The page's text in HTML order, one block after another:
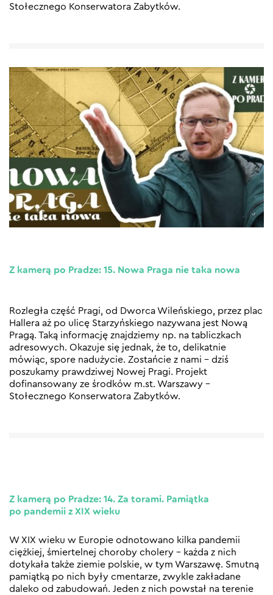
Stołecznego Konserwatora Zabytków.
Z kamerą po Pradze: 15. Nowa Praga nie taka nowa
Rozległa część Pragi, od Dworca Wileńskiego, przez plac
Hallera aż po ulicę Starzyńskiego nazywana jest Nową
Pragą. Taką informację znajdziemy np. na tabliczkach
adresowych. Okazuje się jednak, że to, delikatnie
mówiąc, spore nadużycie. Zostańcie z nami – dziś
poszukamy prawdziwej Nowej Pragi. Projekt
dofinansowany ze środków m.st. Warszawy –
Stołecznego Konserwatora Zabytków.
Z kamerą po Pradze: 14. Za torami. Pamiątka
po pandemii z XIX wieku
W XIX wieku w Europie odnotowano kilka pandemii
ciężkiej, śmiertelnej choroby cholery – każda z nich
dotykała także ziemie polskie, w tym Warszawę. Smutną
pamiątką po nich były cmentarze, zwykle zakładane
daleko od zabudowań. Jeden z nich powstał na terenie